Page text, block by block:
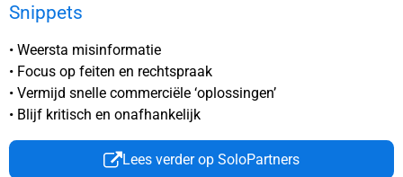
Snippets
• Weersta misinformatie
• Focus op feiten en rechtspraak
• Vermijd snelle commerciële ‘oplossingen’
• Blijf kritisch en onafhankelijk
Lees verder op SoloPartners